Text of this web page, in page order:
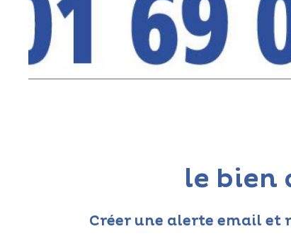
sur ce bien
le
Créer une alerte email et